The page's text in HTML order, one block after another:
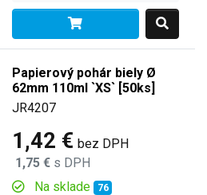
Papierový pohár biely Ø
62mm 110ml `XS` [50ks]
JR4207
1,42 € bez DPH
1,75 € s DPH
Na sklade
76